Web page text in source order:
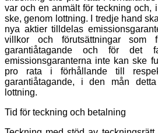
var och en anmält för teckning och,
ske, genom lottning. I tredje hand
nya aktier tilldelas
villkor och förutsättningar som
garantiåtagande och för det
emissionsgaranterna inte kan ske
pro rata i förhållande till
garantiåtagande, i den mån
lottning.
Tid för teckning och betalning